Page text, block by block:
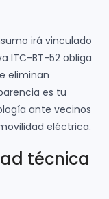
irá vinculado
ITC-BT-52 obliga
eliminan
es tu
ante vecinos
eléctrica.
técnica